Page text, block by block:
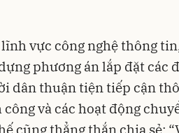
vực công nghệ thông
phương án lắp đặt các
dân thuận tiện tiếp cận
và các hoạt động
cũng thẳng thắn chia sẻ: